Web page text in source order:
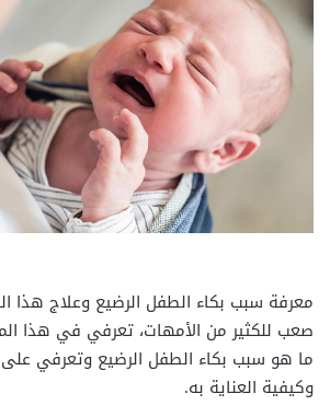
معرفة سبب بكاء الطفل الرضيع وعلاج
صعب للكثير من الأمهات، تعرفي في هذا
ما هو سبب بكاء الطفل الرضيع وتعرفي
وكيفية العناية به.